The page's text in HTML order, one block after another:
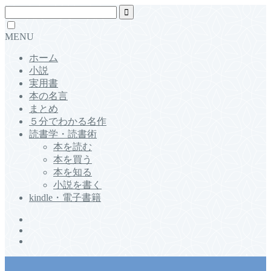
MENU
ホーム
小説
実用書
本の名言
まとめ
５分でわかる名作
読書学・読書術
本を読む
本を買う
本を知る
小説を書く
kindle・電子書籍